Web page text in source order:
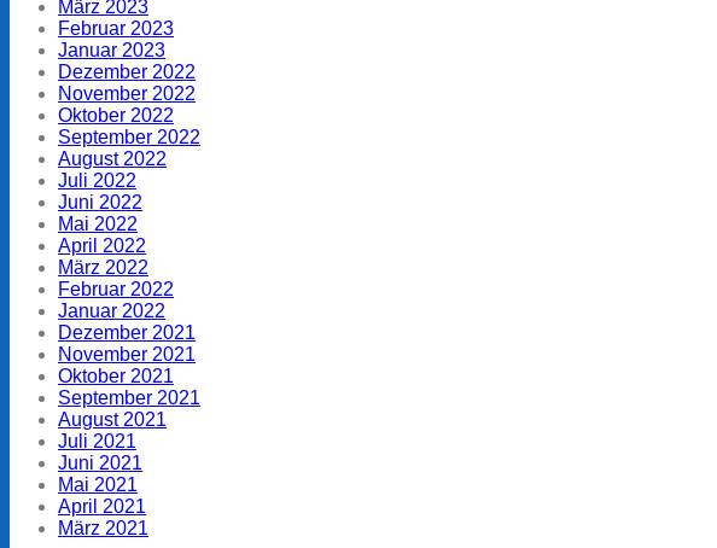
März 2023
Februar 2023
Januar 2023
Dezember 2022
November 2022
Oktober 2022
September 2022
August 2022
Juli 2022
Juni 2022
Mai 2022
April 2022
März 2022
Februar 2022
Januar 2022
Dezember 2021
November 2021
Oktober 2021
September 2021
August 2021
Juli 2021
Juni 2021
Mai 2021
April 2021
März 2021